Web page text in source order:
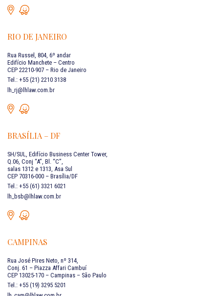
RIO DE JANEIRO
Rua Russel, 804, 6º andar
Edifício Manchete – Centro
CEP 22210-907 – Rio de Janeiro
Tel.: +55 (21) 2210 3138
lh_rj@lhlaw.com.br
BRASÍLIA – DF
SH/SUL, Edifício Business Center Tower,
Q.06, Conj “A”, Bl. “C”,
salas 1312 e 1313, Asa Sul
CEP 70316-000 – Brasília/DF
Tel.: +55 (61) 3321 6021
lh_bsb@lhlaw.com.br
CAMPINAS
Rua José Pires Neto, nº 314,
Conj. 61 – Piazza Affari Cambuí
CEP 13025-170 – Campinas – São Paulo
Tel.: +55 (19) 3295 5201